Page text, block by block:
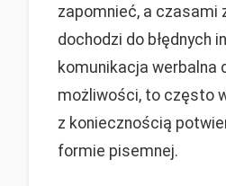
zapomnieć, a czasami
dochodzi do błędnych
komunikacja werbalna
możliwości, to często
z koniecznością
formie pisemnej.